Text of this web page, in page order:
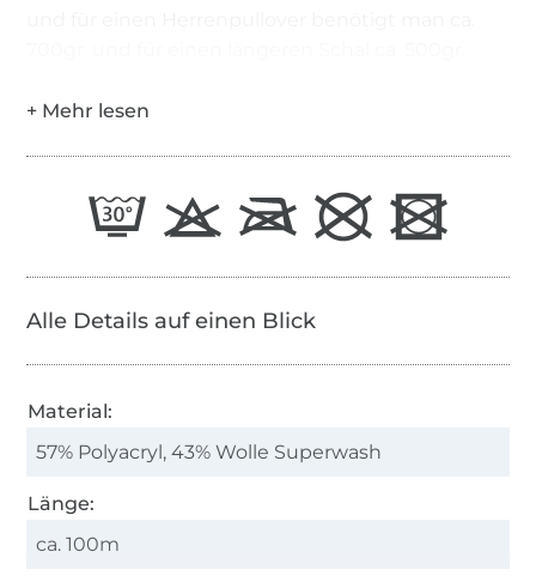
Alle Details auf einen Blick
Material:
57% Polyacryl, 43% Wolle Superwash
Länge:
ca. 100m